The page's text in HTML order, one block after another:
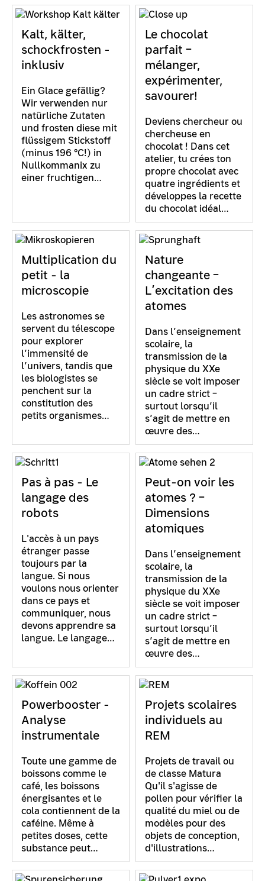
Kalt, kälter,
schockfrosten -
inklusiv
Ein Glace gefällig?
Wir verwenden nur
natürliche Zutaten
und frosten diese mit
flüssigem Stickstoff
(minus 196 °C!) in
Nullkommanix zu
einer fruchtigen…
Le chocolat
parfait –
mélanger,
expérimenter,
savourer!
Deviens chercheur ou
chercheuse en
chocolat ! Dans cet
atelier, tu crées ton
propre chocolat avec
quatre ingrédients et
développes la recette
du chocolat idéal…
Multiplication du
petit - la
microscopie
Les astronomes se
servent du télescope
pour explorer
l’immensité de
l’univers, tandis que
les biologistes se
penchent sur la
constitution des
petits organismes…
Nature
changeante –
L’excitation des
atomes
Dans l’enseignement
scolaire, la
transmission de la
physique du XXe
siècle se voit imposer
un cadre strict –
surtout lorsqu’il
s’agit de mettre en
œuvre des…
Pas à pas - Le
langage des
robots
L'accès à un pays
étranger passe
toujours par la
langue. Si nous
voulons nous orienter
dans ce pays et
communiquer, nous
devons apprendre sa
langue. Le langage…
Peut-on voir les
atomes ? –
Dimensions
atomiques
Dans l’enseignement
scolaire, la
transmission de la
physique du XXe
siècle se voit imposer
un cadre strict –
surtout lorsqu’il
s’agit de mettre en
œuvre des…
Powerbooster -
Analyse
instrumentale
Toute une gamme de
boissons comme le
café, les boissons
énergisantes et le
cola contiennent de la
caféine. Même à
petites doses, cette
substance peut…
Projets scolaires
individuels au
REM
Projets de travail ou
de classe Matura
Qu'il s'agisse de
pollen pour vérifier la
qualité du miel ou de
modèles pour des
objets de conception,
d'illustrations…